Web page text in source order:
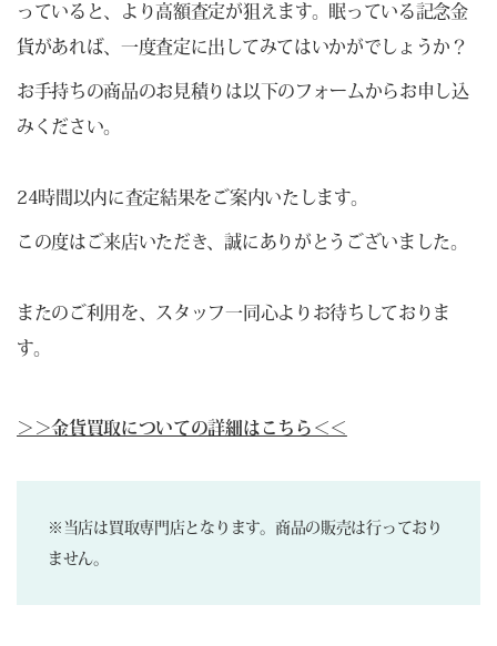
っていると、より高額査定が狙えます。眠っている記念金
貨があれば、一度査定に出してみてはいかがでしょうか？
お手持ちの商品のお見積りは以下のフォームからお申し込
みください。
24時間以内に査定結果をご案内いたします。
この度はご来店いただき、誠にありがとうございました。
またのご利用を、スタッフ一同心よりお待ちしておりま
す。
＞＞金貨買取についての詳細はこちら＜＜
※当店は買取専門店となります。商品の販売は行っており
ません。